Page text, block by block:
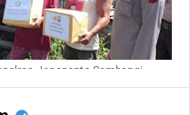
Jeneponto Sambangi